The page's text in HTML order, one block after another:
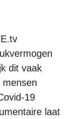
dit vaak
mensen
19
laat